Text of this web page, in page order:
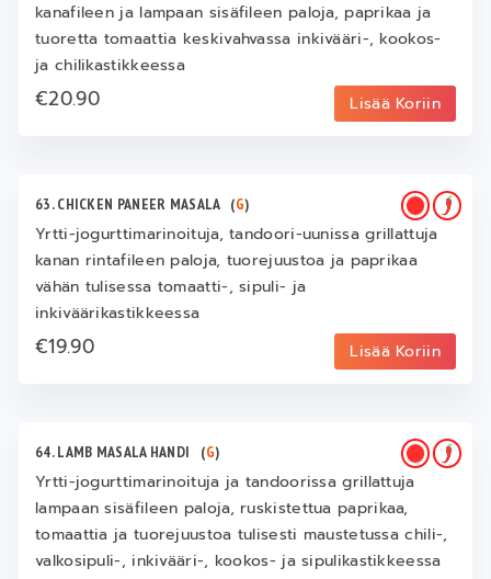
kanafileen ja lampaan sisäfileen paloja, paprikaa ja
tuoretta tomaattia keskivahvassa inkivääri-, kookos-
ja chilikastikkeessa
€20.90 Lisää Koriin
63. CHICKEN PANEER MASALA (G)
Yrtti-jogurttimarinoituja, tandoori-uunissa grillattuja
kanan rintafileen paloja, tuorejuustoa ja paprikaa
vähän tulisessa tomaatti-, sipuli- ja
inkiväärikastikkeessa
€19.90 Lisää Koriin
64. LAMB MASALA HANDI (G)
Yrtti-jogurttimarinoituja ja tandoorissa grillattuja
lampaan sisäfileen paloja, ruskistettua paprikaa,
tomaattia ja tuorejuustoa tulisesti maustetussa chili-,
valkosipuli-, inkivääri-, kookos- ja sipulikastikkeessa